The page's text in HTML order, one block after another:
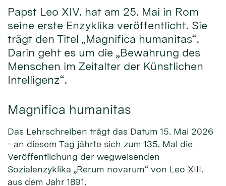
Papst Leo XIV. hat am 25. Mai in Rom
seine erste Enzyklika veröffentlicht. Sie
trägt den Titel „Magnifica humanitas“.
Darin geht es um die „Bewahrung des
Menschen im Zeitalter der Künstlichen
Intelligenz“.
Magnifica humanitas
Das Lehrschreiben trägt das Datum 15. Mai 2026
- an diesem Tag jährte sich zum 135. Mal die
Veröffentlichung der wegweisenden
Sozialenzyklika „Rerum novarum“ von Leo XIII.
aus dem Jahr 1891.